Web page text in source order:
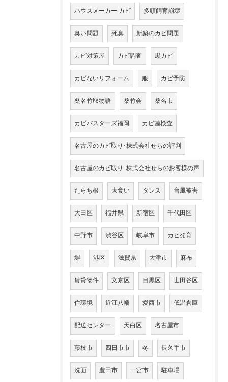
ハウスメーカー カビ 多頭飼育崩壊
臭い問題 死臭 新築のカビ問題
カビ対策屋 カビ調査 黒カビ
カビないリフォーム 服 カビ予防
桑名竹取物語 桑竹会 桑名市
カビバスターズ福岡 カビ菌検査
名古屋のカビ取り･株式会社せらの評判
名古屋のカビ取り･株式会社せらのお客様の声
たらち根 大食い タンス 台風被害
大田区 福井県 新宿区 千代田区
中野市 渋谷区 岐阜市 カビ発育
塀 港区 滋賀県 大津市 麻布
賃貸物件 文京区 目黒区 世田谷区
住環境 近江八幡 愛西市 低温倉庫
配送センター 天白区 名古屋市
藤枝市 四日市市 冬 長久手市
洗面 豊田市 一宮市 駐車場